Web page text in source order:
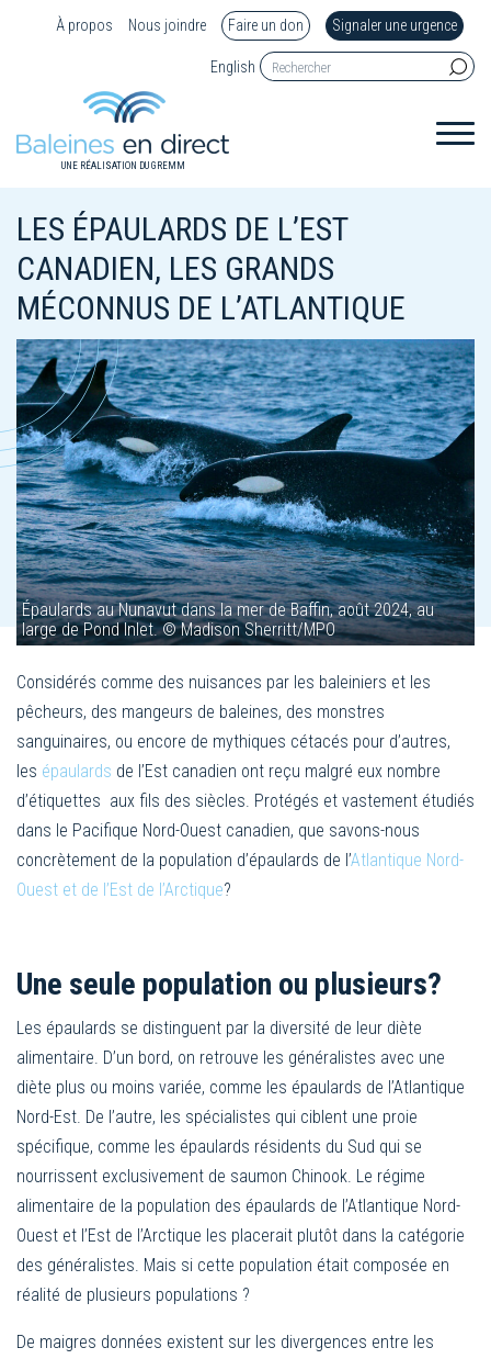
À propos Nous joindre Faire un don Signaler une urgence
English
UNE RÉALISATION DU GREMM
LES ÉPAULARDS DE L’EST
CANADIEN, LES GRANDS
MÉCONNUS DE L’ATLANTIQUE
Épaulards au Nunavut dans la mer de Baffin, août 2024, au
large de Pond Inlet. © Madison Sherritt/MPO
Considérés comme des nuisances par les baleiniers et les
pêcheurs, des mangeurs de baleines, des monstres
sanguinaires, ou encore de mythiques cétacés pour d’autres,
les épaulards de l’Est canadien ont reçu malgré eux nombre
d’étiquettes aux fils des siècles. Protégés et vastement étudiés
dans le Pacifique Nord-Ouest canadien, que savons-nous
concrètement de la population d’épaulards de l’Atlantique Nord-
Ouest et de l’Est de l’Arctique?
Une seule population ou plusieurs?
Les épaulards se distinguent par la diversité de leur diète
alimentaire. D’un bord, on retrouve les généralistes avec une
diète plus ou moins variée, comme les épaulards de l’Atlantique
Nord-Est. De l’autre, les spécialistes qui ciblent une proie
spécifique, comme les épaulards résidents du Sud qui se
nourrissent exclusivement de saumon Chinook. Le régime
alimentaire de la population des épaulards de l’Atlantique Nord-
Ouest et l’Est de l’Arctique les placerait plutôt dans la catégorie
des généralistes. Mais si cette population était composée en
réalité de plusieurs populations ?
De maigres données existent sur les divergences entre les